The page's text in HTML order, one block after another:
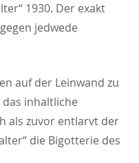
1930. Der exakt
jedwede
auf der Leinwand zu
das inhaltliche
als zuvor entlarvt der
die Bigotterie des